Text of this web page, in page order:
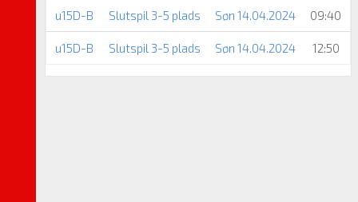
u15D-B Slutspil 3-5 plads Søn 14.04.2024 09:40
u15D-B Slutspil 3-5 plads Søn 14.04.2024 12:50